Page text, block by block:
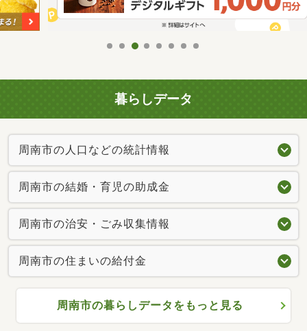
暮らしデータ
周南市の人口などの統計情報
周南市の結婚・育児の助成金
周南市の治安・ごみ収集情報
周南市の住まいの給付金
周南市の暮らしデータをもっと見る